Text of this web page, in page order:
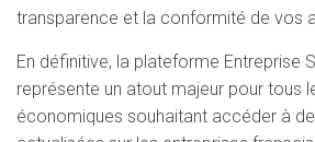
transparence et la conformité de vos
En définitive, la plateforme Entreprise
représente un atout majeur pour tous
économiques souhaitant accéder à